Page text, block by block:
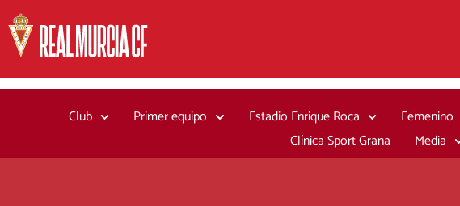
al
contenido
Club Primer equipo Estadio Enrique Roca Femenino
Clínica Sport Grana
Media